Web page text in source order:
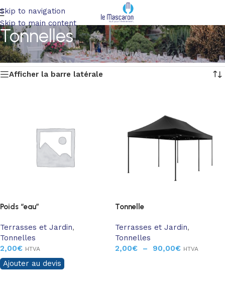
Skip to navigation
Skip to main content
Tonnelles
Accueil/Terrasses et Jardin/Tonnelles 2 résultats affichés
Afficher la barre latérale
Poids “eau”
Terrasses et Jardin,
Tonnelles
2,00€ HTVA
Ajouter au devis
Tonnelle
Terrasses et Jardin,
Tonnelles
2,00€ – 90,00€ HTVA